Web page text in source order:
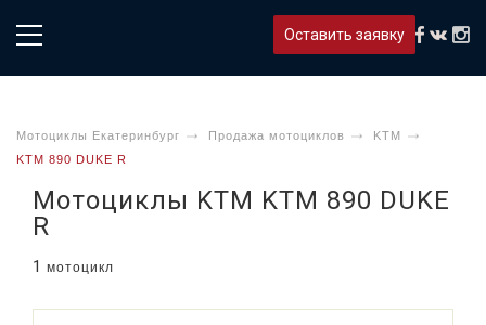
Оставить заявку
Мотоциклы Екатеринбург Продажа мотоциклов
KTM
KTM 890 DUKE R
Мотоциклы KTM KTM 890 DUKE
R
1 мотоцикл